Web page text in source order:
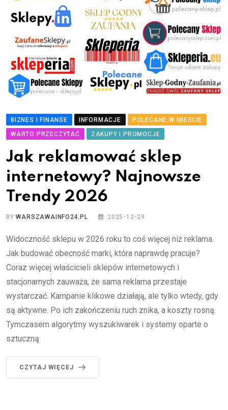
BIZNES I FINANSE INFORMACJE
POLECANE W MIEŚCIE
WARTO PRZECZYTAĆ
ZAKUPY I PROMOCJE
Jak reklamować sklep
internetowy? Najnowsze
Trendy 2026
BYWARSZAWAINFO24.PL 2025-12-29
Widoczność sklepu w 2026 roku to coś więcej niż reklama.
Jak budować obecność marki, która naprawdę pracuje?
Coraz więcej właścicieli sklepów internetowych i
stacjonarnych zauważa, że sama reklama przestaje
wystarczać. Kampanie klikowe działają, ale tylko wtedy, gdy
są aktywne. Po ich zakończeniu ruch znika, a koszty rosną.
Tymczasem algorytmy wyszukiwarek i systemy oparte o
sztuczną
CZYTAJ WIĘCEJ